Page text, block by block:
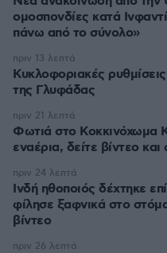
ομοσπονδίες κατά
πάνω από το σύνολο»
Κυκλοφοριακές
της Γλυφάδας
πριν 13 λεπτά
Φωτιά στο Κοκκινόχωμα
εναέρια, δείτε βίντεο
πριν 21 λεπτά
Ινδή ηθοποιός δέχτηκε
φίλησε ξαφνικά στο
βίντεο
πριν 24 λεπτά
πριν 26 λεπτά